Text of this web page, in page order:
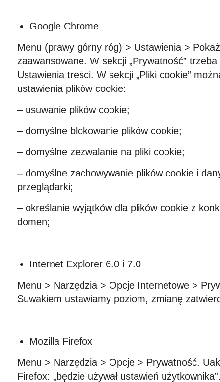
Google Chrome
Menu (prawy górny róg) > Ustawienia >
zaawansowane. W sekcji „Prywatność”
Ustawienia treści. W sekcji „Pliki cookie”
ustawienia plików cookie:
– usuwanie plików cookie;
– domyślne blokowanie plików cookie;
– domyślne zezwalanie na pliki cookie;
– domyślne zachowywanie plików cookie i
przeglądarki;
– określanie wyjątków dla plików cookie z
domen;
Internet Explorer 6.0 i 7.0
Menu > Narzędzia > Opcje Internetowe >
Suwakiem ustawiamy poziom, zmianę
Mozilla Firefox
Menu > Narzędzia > Opcje > Prywatność.
Firefox: „będzie używał ustawień